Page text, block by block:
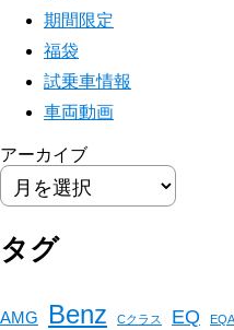
期間限定
福袋
試乗車情報
車両動画
アーカイブ
タグ
AMG Benz Cクラス EQ EQA